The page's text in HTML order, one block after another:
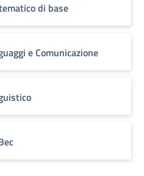
di base
e Comunicazione